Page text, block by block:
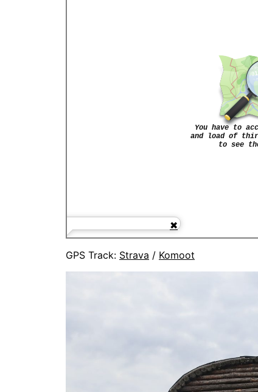
GPS Track: Strava / Komoot